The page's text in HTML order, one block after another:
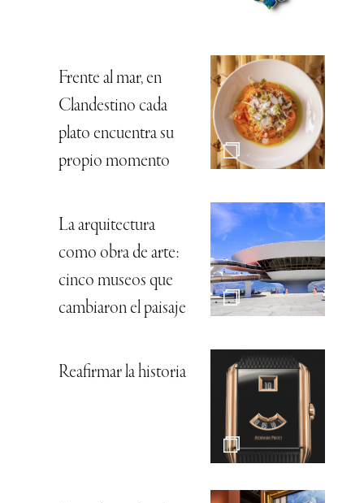
Frente al mar, en
Clandestino cada
plato encuentra su
propio momento
La arquitectura
como obra de arte:
cinco museos que
cambiaron el paisaje
Reafirmar la historia